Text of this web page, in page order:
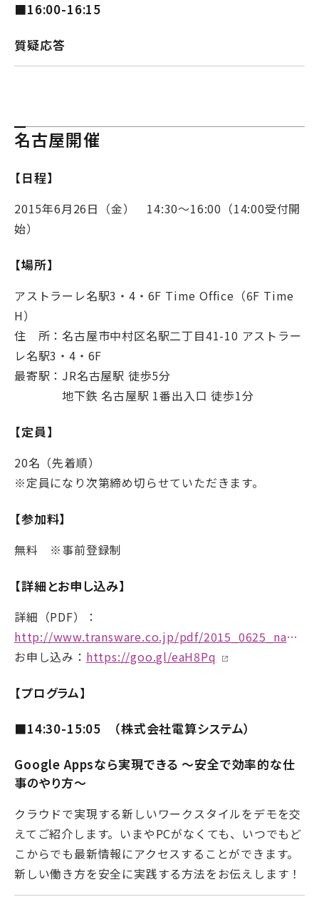
■16:00-16:15
質疑応答
名古屋開催
【日程】
2015年6月26日（金） 14:30～16:00（14:00受付開
始）
【場所】
アストラーレ名駅3・4・6F Time Office（6F Time
H）
住 所：名古屋市中村区名駅二丁目41-10 アストラー
レ名駅3・4・6F
最寄駅：JR名古屋駅 徒歩5分
地下鉄 名古屋駅 1番出入口 徒歩1分
【定員】
20名（先着順）
※定員になり次第締め切らせていただきます。
【参加料】
無料 ※事前登録制
【詳細とお申し込み】
詳細（PDF）：
http://www.transware.co.jp/pdf/2015_0625_nagoya.pdf
お申し込み： https://goo.gl/eaH8Pq
【プログラム】
■14:30-15:05 （株式会社電算システム）
Google Appsなら実現できる ～安全で効率的な仕
事のやり方～
クラウドで実現する新しいワークスタイルをデモを交
えてご紹介します。いまやPCがなくても、いつでもど
こからでも最新情報にアクセスすることができます。
新しい働き方を安全に実践する方法をお伝えします！